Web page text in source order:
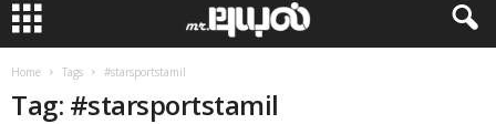
Home Tags #starsportstamil
Tag: #starsportstamil